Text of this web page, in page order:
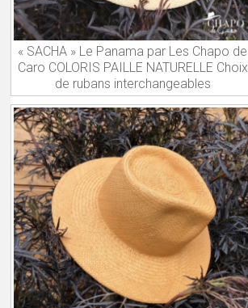
« SACHA » Le Panama par Les Chapo de
Caro COLORIS PAILLE NATURELLE Choix
de rubans interchangeables